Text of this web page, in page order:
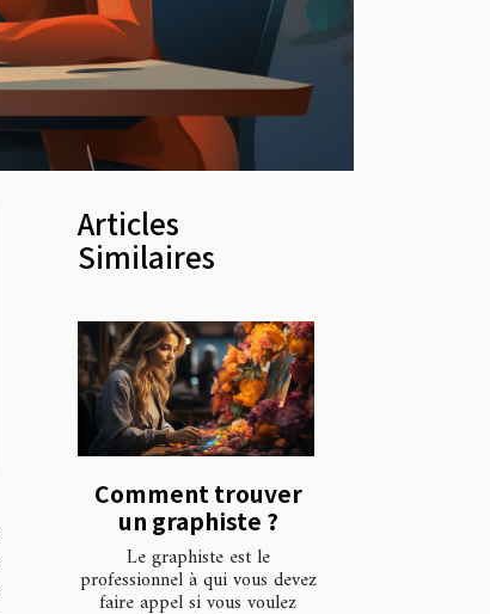
Articles
Similaires
Comment trouver
un graphiste ?
Le graphiste est le
professionnel à qui vous devez
faire appel si vous voulez